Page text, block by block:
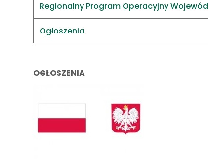
Regionalny Program Operacyjny
Ogłoszenia
OGŁOSZENIA